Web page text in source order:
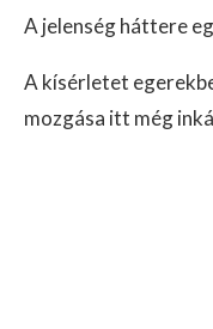
A jelenség háttere
A kísérletet
mozgása itt még